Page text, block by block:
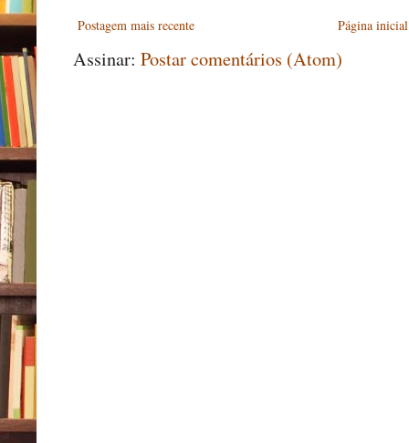
Postagem mais recente Página inicial
Assinar: Postar comentários (Atom)